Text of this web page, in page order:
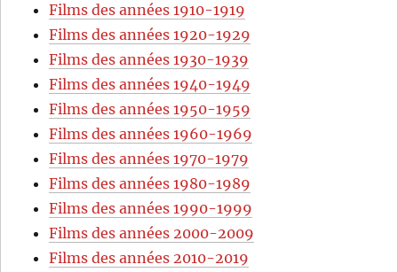
Films des années 1910-1919
Films des années 1920-1929
Films des années 1930-1939
Films des années 1940-1949
Films des années 1950-1959
Films des années 1960-1969
Films des années 1970-1979
Films des années 1980-1989
Films des années 1990-1999
Films des années 2000-2009
Films des années 2010-2019